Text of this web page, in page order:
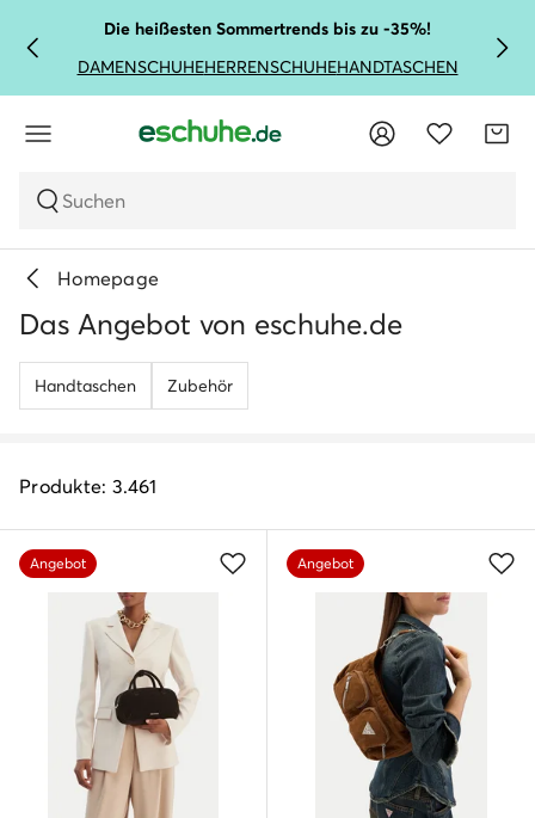
Die heißesten Sommertrends bis zu -35%!
DAMENSCHUHEHERRENSCHUHEHANDTASCHEN
Suchen
Homepage
Das Angebot von eschuhe.de
Handtaschen Zubehör
Produkte: 3.461
Angebot Angebot